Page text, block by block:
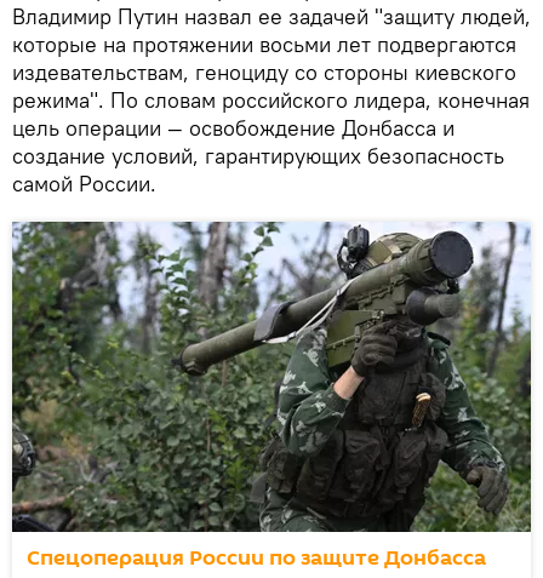
Владимир Путин назвал ее задачей "защиту людей,
которые на протяжении восьми лет подвергаются
издевательствам, геноциду со стороны киевского
режима". По словам российского лидера, конечная
цель операции — освобождение Донбасса и
создание условий, гарантирующих безопасность
самой России.
Спецоперация России по защите Донбасса